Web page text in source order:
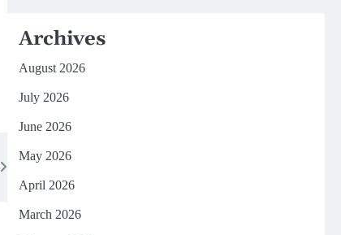
Archives
August 2026
July 2026
June 2026
May 2026
April 2026
March 2026